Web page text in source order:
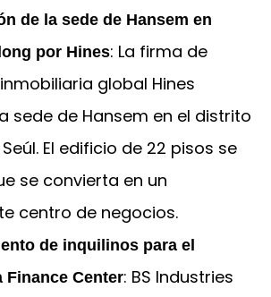
de la sede de Hansem en
por Hines: La firma de
global Hines
sede de Hansem en el distrito
El edificio de 22 pisos se
se convierta en un
centro de negocios.
de inquilinos para el
Finance Center: BS Industries